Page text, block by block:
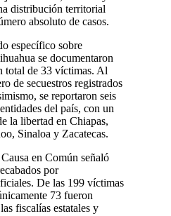
distribución territorial
absoluto de casos.
específico sobre
se documentaron
total de 33 víctimas. Al
de secuestros registrados
se reportaron seis
del país, con un
la libertad en Chiapas,
Sinaloa y Zacatecas.
en Común señaló
por
De las 199 víctimas
73 fueron
fiscalías estatales y